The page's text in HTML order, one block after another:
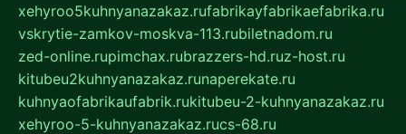
xehyroo5kuhnyanazakaz.rufabrikayfabrikaefabrika.ru
vskrytie-zamkov-moskva-113.rubiletnadom.ru
zed-online.rupimchax.rubrazzers-hd.ruz-host.ru
kitubeu2kuhnyanazakaz.runaperekate.ru
kuhnyaofabrikaufabrik.rukitubeu-2-kuhnyanazakaz.ru
xehyroo-5-kuhnyanazakaz.rucs-68.ru